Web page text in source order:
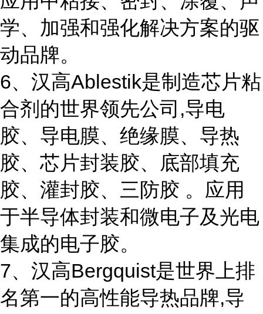
学、加强和强化解决方案的驱
动品牌。
6、汉高Ablestik是制造芯片粘
合剂的世界领先公司,导电
胶、导电膜、绝缘膜、导热
胶、芯片封装胶、底部填充
胶、灌封胶、三防胶 。应用
于半导体封装和微电子及光电
集成的电子胶。
7、汉高Bergquist是世界上排
名第一的高性能导热品牌,导